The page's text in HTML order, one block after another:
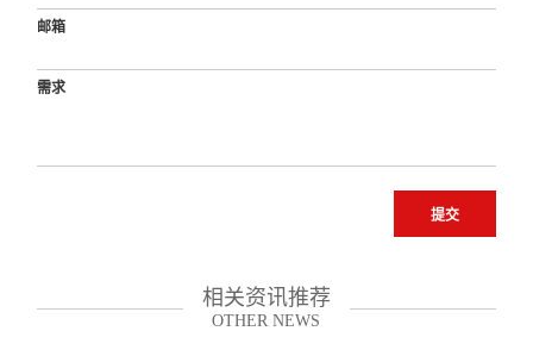
邮箱
需求
提交
相关资讯推荐
OTHER NEWS